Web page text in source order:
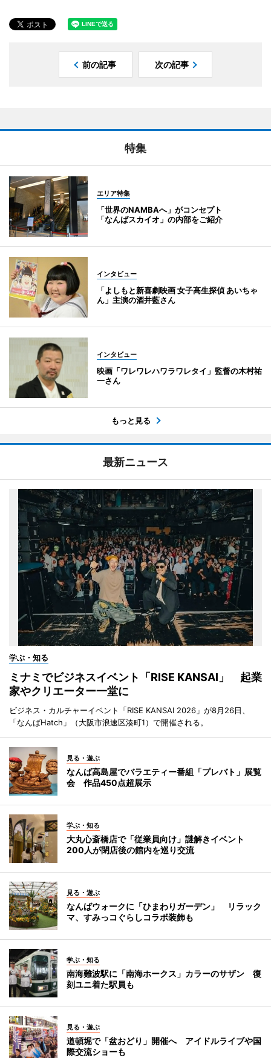
前の記事 次の記事
特集
エリア特集
「世界のNAMBAへ」がコンセプト
「なんばスカイオ」の内部をご紹介
インタビュー
「よしもと新喜劇映画 女子高生探偵 あいちゃ
ん」主演の酒井藍さん
インタビュー
映画「ワレワレハワラワレタイ」監督の木村祐
一さん
もっと見る
最新ニュース
学ぶ・知る
ミナミでビジネスイベント「RISE KANSAI」 起業
家やクリエーター一堂に
ビジネス・カルチャーイベント「RISE KANSAI 2026」が8月26日、
「なんばHatch」（大阪市浪速区湊町1）で開催される。
見る・遊ぶ
なんば高島屋でバラエティー番組「プレバト」展覧
会 作品450点超展示
学ぶ・知る
大丸心斎橋店で「従業員向け」謎解きイベント
200人が閉店後の館内を巡り交流
見る・遊ぶ
なんばウォークに「ひまわりガーデン」 リラック
マ、すみっコぐらしコラボ装飾も
学ぶ・知る
南海難波駅に「南海ホークス」カラーのサザン 復
刻ユニ着た駅員も
見る・遊ぶ
道頓堀で「盆おどり」開催へ アイドルライブや国
際交流ショーも